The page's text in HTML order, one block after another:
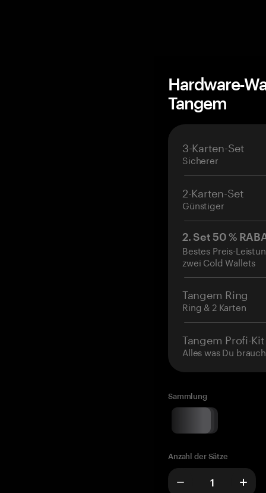
Hardware-
Tangem
3-Karten-Set
Sicherer
2-Karten-Set
Günstiger
2. Set 50 %
Bestes Preis-
zwei Cold Wallets
Tangem Ring
Ring & 2 Karten
Tangem Profi-Kit
Alles was Du
Sammlung
Anzahl der Sätze